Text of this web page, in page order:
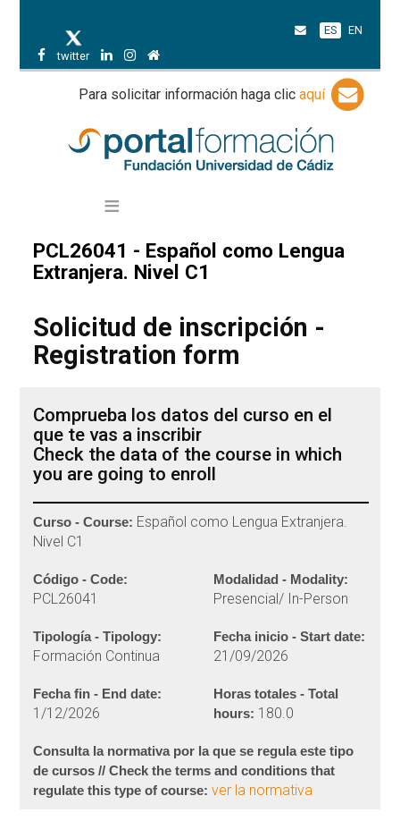
twitter
ES EN
Para solicitar información haga clic aquí
PCL26041 - Español como Lengua
Extranjera. Nivel C1
Solicitud de inscripción -
Registration form
Comprueba los datos del curso en el
que te vas a inscribir
Check the data of the course in which
you are going to enroll
Curso - Course: Español como Lengua Extranjera.
Nivel C1
Código - Code:
PCL26041
Modalidad - Modality:
Presencial/ In-Person
Tipología - Tipology:
Formación Continua
Fecha inicio - Start date:
21/09/2026
Fecha fin - End date:
1/12/2026
Horas totales - Total
hours: 180.0
Consulta la normativa por la que se regula este tipo
de cursos // Check the terms and conditions that
regulate this type of course:ver la normativa